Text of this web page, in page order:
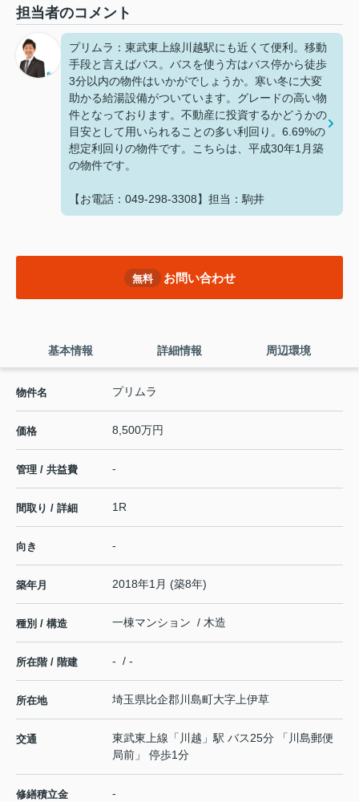
担当者のコメント
プリムラ：東武東上線川越駅にも近くて便利。移動
手段と言えばバス。バスを使う方はバス停から徒歩
3分以内の物件はいかがでしょうか。寒い冬に大変
助かる給湯設備がついています。グレードの高い物
件となっております。不動産に投資するかどうかの
目安として用いられることの多い利回り。6.69%の
想定利回りの物件です。こちらは、平成30年1月築
の物件です。
【お電話：049-298-3308】担当：駒井
無料 お問い合わせ
基本情報 詳細情報 周辺環境
物件名 プリムラ
価格 8,500万円
管理 / 共益費 -
間取り / 詳細 1R
向き -
築年月 2018年1月 (築8年)
種別 / 構造 一棟マンション / 木造
所在階 / 階建 - / -
所在地 埼玉県比企郡川島町大字上伊草
交通 東武東上線 「 川越 」駅 バス25分 「川島郵便
局前」 停歩1分
修繕積立金 -